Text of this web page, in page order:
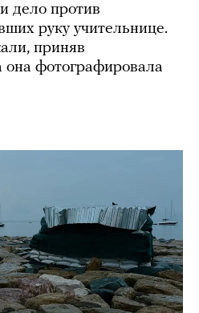
дело против
руку учительнице.
приняв
она фотографировала